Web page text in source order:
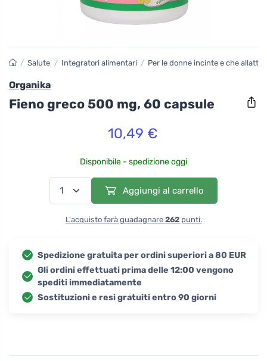
/ Salute / Integratori alimentari / Per le donne incinte e che
Organika
Fieno greco 500 mg, 60 capsule
10,49 €
Disponibile - spedizione oggi
Aggiungi al carrello
L'acquisto farà guadagnare 262punti.
Spedizione gratuita per ordini superiori a 80 EUR
Gli ordini effettuati prima delle 12:00 vengono
spediti immediatamente
Sostituzioni e resi gratuiti entro 90 giorni